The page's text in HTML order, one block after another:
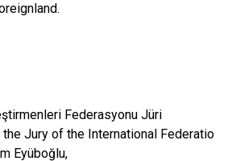
Federasyonu Jüri
Jury of the International Federatio
Eyüboğlu,